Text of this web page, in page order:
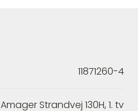
11871260-4
Amager Strandvej 130H, 1. tv